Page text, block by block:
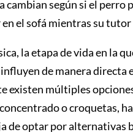
cambian según si el
en el sofá mientras su
la etapa de vida en la
de manera directa
existen múltiples
o croquetas,
de optar por alternativas